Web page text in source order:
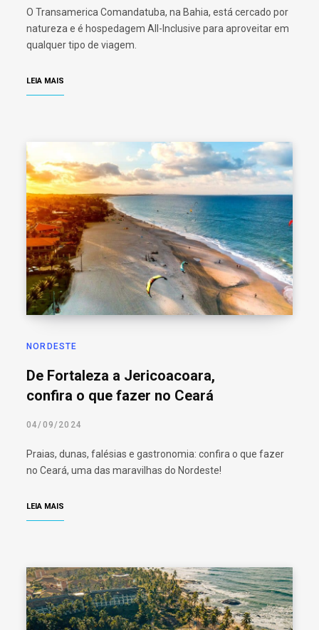
O Transamerica Comandatuba, na Bahia, está cercado por
natureza e é hospedagem All-Inclusive para aproveitar em
qualquer tipo de viagem.
LEIA MAIS
NORDESTE
De Fortaleza a Jericoacoara,
confira o que fazer no Ceará
04/09/2024
Praias, dunas, falésias e gastronomia: confira o que fazer
no Ceará, uma das maravilhas do Nordeste!
LEIA MAIS